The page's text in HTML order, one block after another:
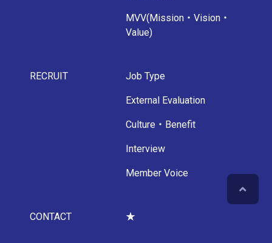
MVV(Mission・Vision・
Value)
RECRUIT Job Type
External Evaluation
Culture・Benefit
Interview
Member Voice
CONTACT ★